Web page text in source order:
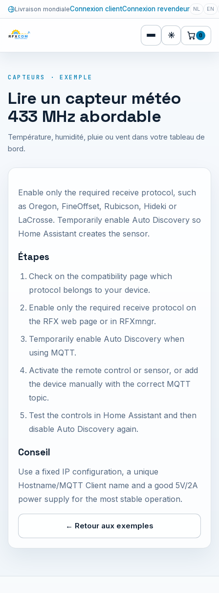
Livraison mondialeConnexion clientConnexion revendeur NL EN
☀ 0
CAPTEURS · EXEMPLE
Lire un capteur météo
433 MHz abordable
Température, humidité, pluie ou vent dans votre tableau de
bord.
Enable only the required receive protocol, such
as Oregon, FineOffset, Rubicson, Hideki or
LaCrosse. Temporarily enable Auto Discovery so
Home Assistant creates the sensor.
Étapes
Check on the compatibility page which
protocol belongs to your device.
Enable only the required receive protocol on
the RFX web page or in RFXmngr.
Temporarily enable Auto Discovery when
using MQTT.
Activate the remote control or sensor, or add
the device manually with the correct MQTT
topic.
Test the controls in Home Assistant and then
disable Auto Discovery again.
Conseil
Use a fixed IP configuration, a unique
Hostname/MQTT Client name and a good 5V/2A
power supply for the most stable operation.
← Retour aux exemples